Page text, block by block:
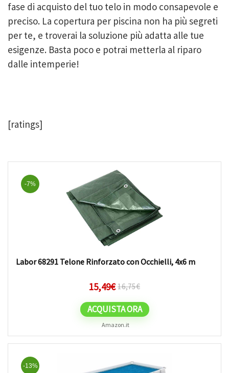
fase di acquisto del tuo telo in modo consapevole e
preciso. La copertura per piscina non ha più segreti
per te, e troverai la soluzione più adatta alle tue
esigenze. Basta poco e potrai metterla al riparo
dalle intemperie!
[ratings]
-7%
Labor 68291 Telone Rinforzato con Occhielli, 4x6 m
15,49€ 16,75€
ACQUISTA ORA
Amazon.it
-13%